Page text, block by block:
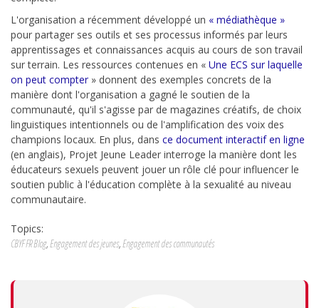
L'organisation a récemment développé un « médiathèque »
pour partager ses outils et ses processus informés par leurs
apprentissages et connaissances acquis au cours de son travail
sur terrain. Les ressources contenues en « Une ECS sur laquelle
on peut compter » donnent des exemples concrets de la
manière dont l'organisation a gagné le soutien de la
communauté, qu'il s'agisse par de magazines créatifs, de choix
linguistiques intentionnels ou de l'amplification des voix des
champions locaux. En plus, dans ce document interactif en ligne
(en anglais), Projet Jeune Leader interroge la manière dont les
éducateurs sexuels peuvent jouer un rôle clé pour influencer le
soutien public à l'éducation complète à la sexualité au niveau
communautaire.
Topics:
CBYF FR Blog, Engagement des jeunes, Engagement des communautés